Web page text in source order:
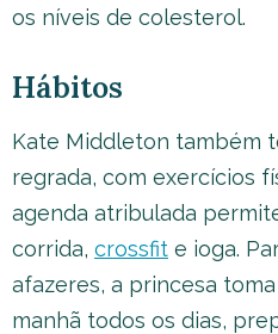
os níveis de colesterol.
Hábitos
Kate Middleton também
regrada, com exercícios
agenda atribulada
corrida, crossfit e ioga.
afazeres, a princesa
manhã todos os dias,